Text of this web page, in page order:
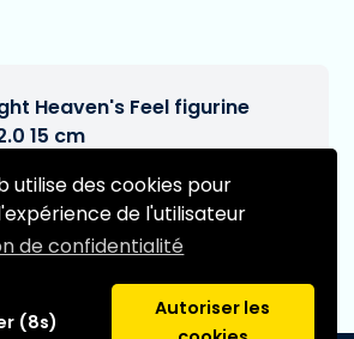
utilise des cookies pour
de l'utilisateur
de confidentialité
(8s)
Autoriser les
Heaven's Feel figurine
15 cm
réserve de modifications]
prévue:
d'anime